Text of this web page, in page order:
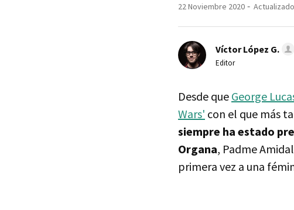
22 Noviembre 2020
Víctor López G.
Editor
Desde que George
Wars' con el que más
siempre ha estado
Organa, Padme
primera vez a una